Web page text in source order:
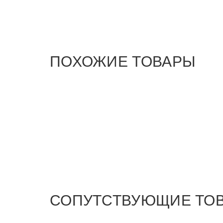
ПОХОЖИЕ ТОВАРЫ
СОПУТСТВУЮЩИЕ